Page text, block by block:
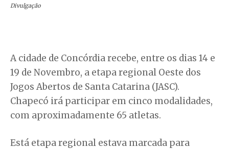
Divulgação
A cidade de Concórdia recebe, entre os dias 14 e
19 de Novembro, a etapa regional Oeste dos
Jogos Abertos de Santa Catarina (JASC).
Chapecó irá participar em cinco modalidades,
com aproximadamente 65 atletas.
Está etapa regional estava marcada para